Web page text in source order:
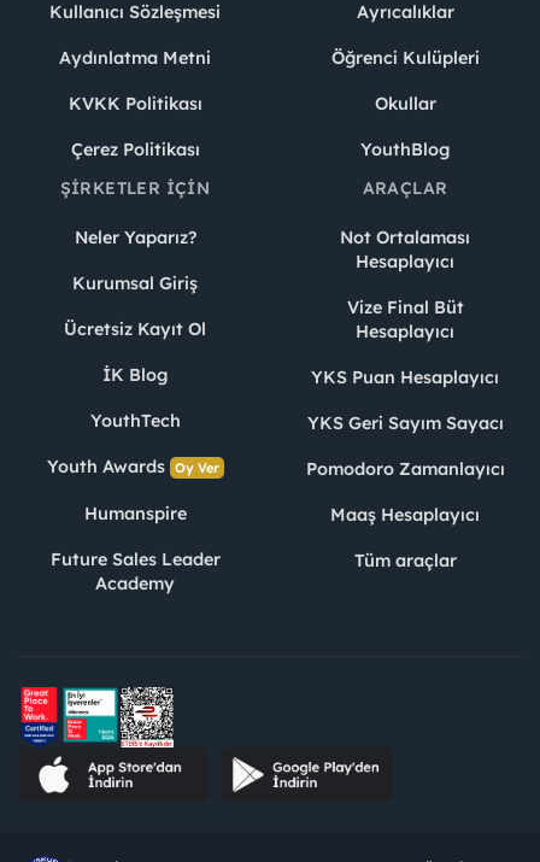
Kullanıcı Sözleşmesi
Aydınlatma Metni
KVKK Politikası
Çerez Politikası
Ayrıcalıklar
Öğrenci Kulüpleri
Okullar
YouthBlog
ŞIRKETLER İÇIN
Neler Yaparız?
Kurumsal Giriş
Ücretsiz Kayıt Ol
İK Blog
YouthTech
Youth Awards Oy Ver
Humanspire
Future Sales Leader
Academy
ARAÇLAR
Not Ortalaması
Hesaplayıcı
Vize Final Büt
Hesaplayıcı
YKS Puan Hesaplayıcı
YKS Geri Sayım Sayacı
Pomodoro Zamanlayıcı
Maaş Hesaplayıcı
Tüm araçlar